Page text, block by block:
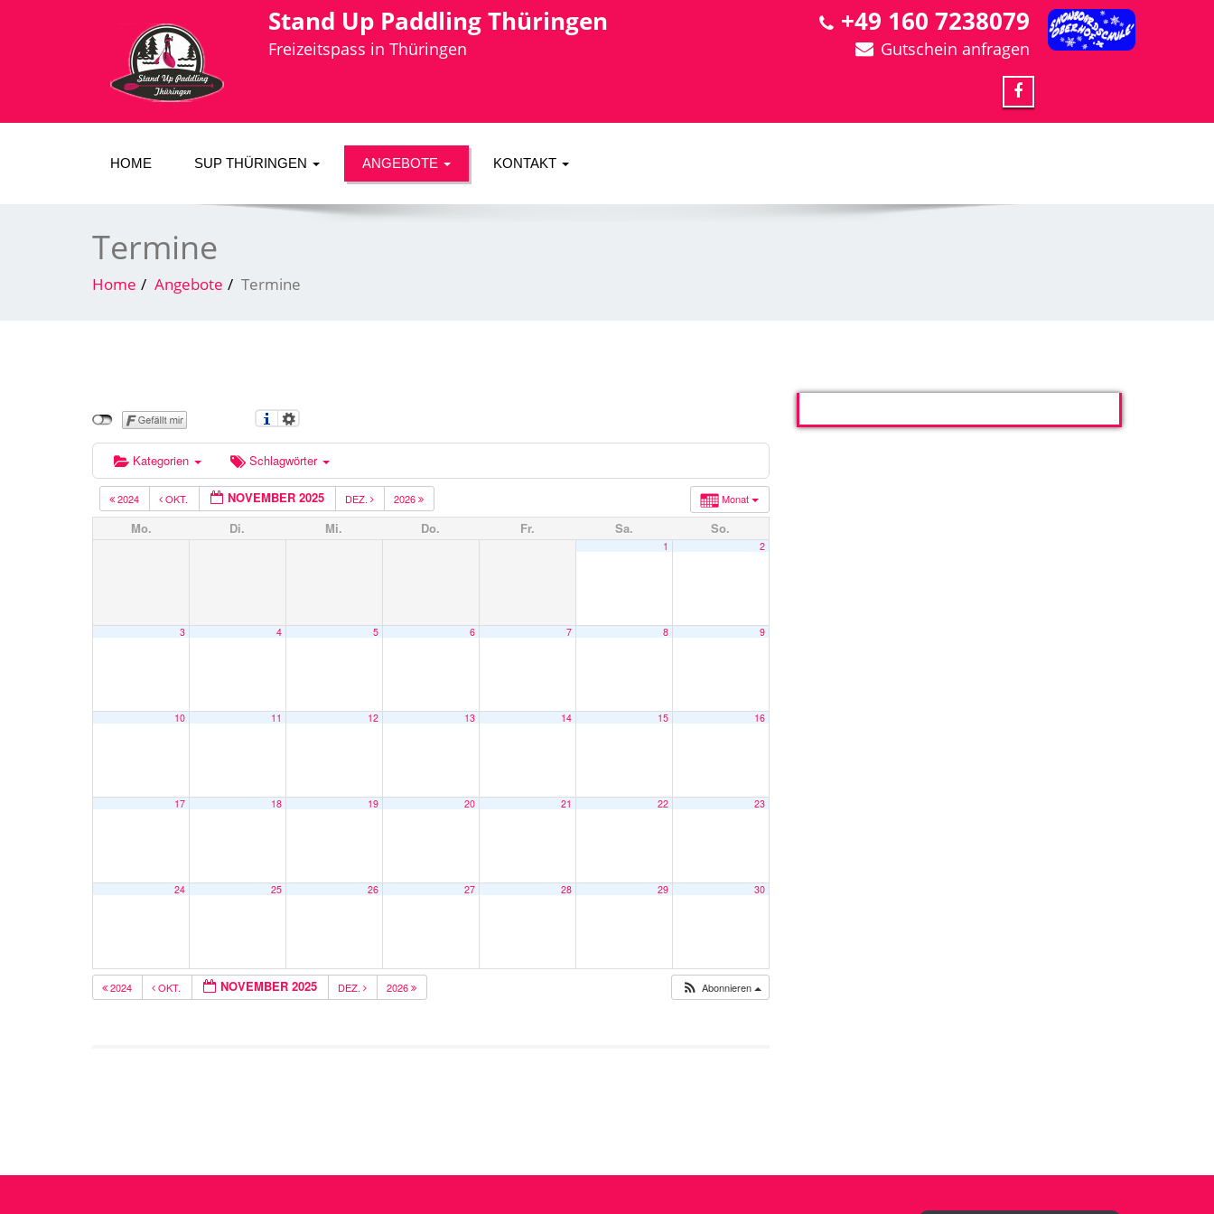
Stand Up Paddling Thüringen
Freizeitspass in Thüringen
+49 160 7238079
Gutschein anfragen
HOME SUP THÜRINGEN ANGEBOTE KONTAKT
Termine
Home Angebote Termine
Kategorien Schlagwörter
Monat
2024 OKT. NOVEMBER 2025 DEZ. 2026
Mo. Di. Mi. Do. Fr. Sa. So.
1 2
3 4 5 6 7 8 9
10 11 12 13 14 15 16
17 18 19 20 21 22 23
24 25 26 27 28 29 30
2024 OKT. NOVEMBER 2025 DEZ. 2026 Abonnieren